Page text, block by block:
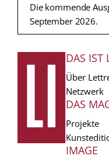
Die kommende
September 2026.
DAS IST
Über
Netzwerk
DAS
Projekte
IMAGE